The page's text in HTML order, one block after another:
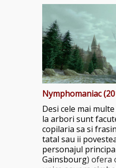
Nymphomaniac
Desi cele mai
la arbori sunt
copilaria sa si
tatal sau ii
personajul
Gainsbourg) ofera